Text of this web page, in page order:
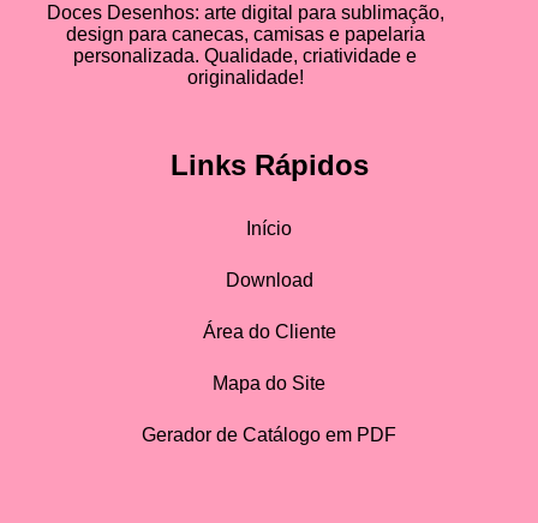
Doces Desenhos: arte digital para sublimação,
design para canecas, camisas e papelaria
personalizada. Qualidade, criatividade e
originalidade!
Links Rápidos
Início
Download
Área do Cliente
Mapa do Site
Gerador de Catálogo em PDF